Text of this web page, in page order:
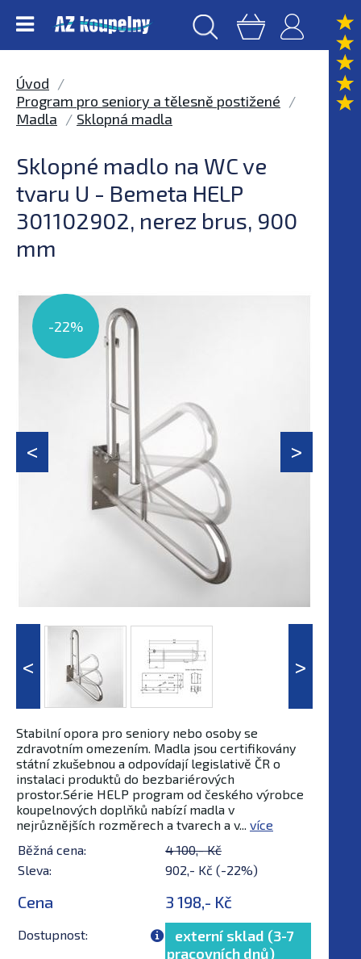
Úvod
Program pro seniory a tělesně postižené
Madla
Sklopná madla
Sklopné madlo na WC ve
tvaru U - Bemeta HELP
301102902, nerez brus, 900
mm
-22%
Stabilní opora pro seniory nebo osoby se
zdravotním omezením. Madla jsou certifikovány
státní zkušebnou a odpovídají legislativě ČR o
instalaci produktů do bezbariérových
prostor.Série HELP program od českého výrobce
koupelnových doplňků nabízí madla v
nejrůznějších rozměrech a tvarech a v... více
Běžná cena:
4 100,- Kč
Sleva:
902,- Kč (-22%)
Cena 3 198,- Kč
Dostupnost:
externí sklad (3-7
pracovních dnů)